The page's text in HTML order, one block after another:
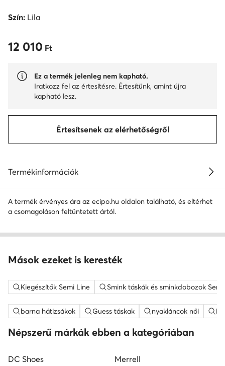
Szín: Lila
12 010 Ft
12 010 Ft
Ez a termék jelenleg nem kapható.
Iratkozz fel az értesítésre. Értesítünk, amint újra
kapható lesz.
Értesítsenek az elérhetőségről
Termékinformációk
A termék érvényes ára az ecipo.hu oldalon található, és eltérhet
a csomagoláson feltüntetett ártól.
Mások ezeket is keresték
Kiegészítők Semi Line Smink táskák és sminkdobozok
barna hátizsákok Guess táskak nyakláncok női
Népszerű márkák ebben a kategóriában
DC Shoes Merrell